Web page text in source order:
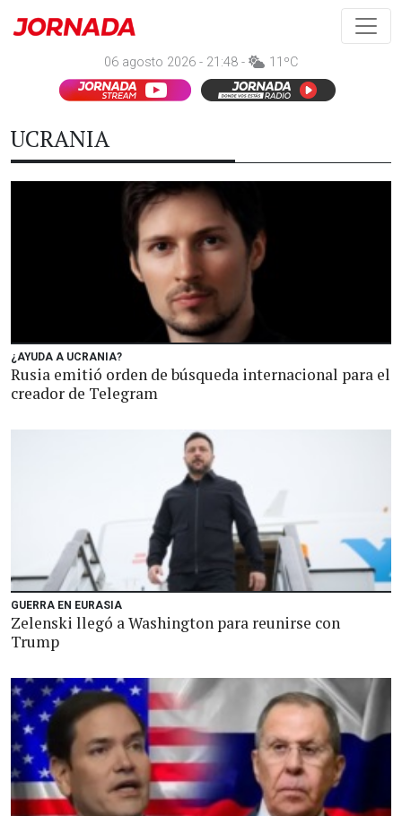
06 agosto 2026 - 21:48 - 11ºC
UCRANIA
¿AYUDA A UCRANIA?
Rusia emitió orden de búsqueda internacional para el
creador de Telegram
GUERRA EN EURASIA
Zelenski llegó a Washington para reunirse con
Trump